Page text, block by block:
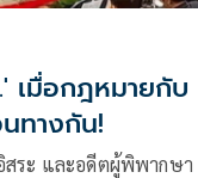
เมื่อกฎหมายกับ
ทางกัน!
สระ และอดีตผู้พิพากษา